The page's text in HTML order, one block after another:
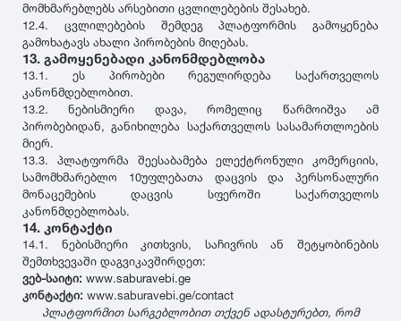
მომხმარებლებს არსებითი ცვლილებების შესახებ.
12.4. ცვლილებების შემდეგ პლატფორმის გამოყენება
გამოხატავს ახალი პირობების მიღებას.
13. გამოყენებადი კანონმდებლობა
13.1. ეს პირობები რეგულირდება საქართველოს
კანონმდებლობით.
13.2. ნებისმიერი დავა, რომელიც წარმოიშვა ამ
პირობებიდან, განიხილება საქართველოს სასამართლოების
მიერ.
13.3. პლატფორმა შეესაბამება ელექტრონული კომერციის,
სამომხმარებლო 10უფლებათა დაცვის და პერსონალური
მონაცემების დაცვის სფეროში საქართველოს
კანონმდებლობას.
14. კონტაქტი
14.1. ნებისმიერი კითხვის, საჩივრის ან შეტყობინების
შემთხვევაში დაგვიკავშირდეთ:
ვებ-საიტი: www.saburavebi.ge
კონტაქტი: www.saburavebi.ge/contact
პლატფორმით სარგებლობით თქვენ ადასტურებთ, რომ